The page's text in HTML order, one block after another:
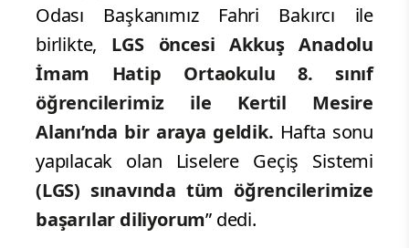
Odası Başkanımız Fahri Bakırcı ile
birlikte, LGS öncesi Akkuş Anadolu
İmam Hatip Ortaokulu 8. sınıf
öğrencilerimiz ile Kertil Mesire
Alanı’nda bir araya geldik. Hafta sonu
yapılacak olan Liselere Geçiş Sistemi
(LGS) sınavında tüm öğrencilerimize
başarılar diliyorum” dedi.